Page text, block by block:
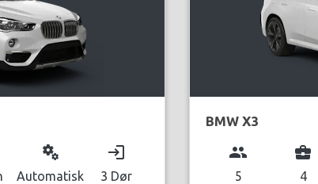
miscellaneous_services
Automatisk
login
3 Dør
BMW X3
group
5
business_center
4